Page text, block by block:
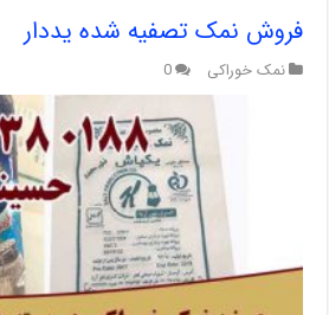
فروش نمک تصفیه شده یددار
نمک خوراکی 0